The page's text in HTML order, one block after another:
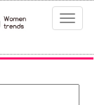
Toggle